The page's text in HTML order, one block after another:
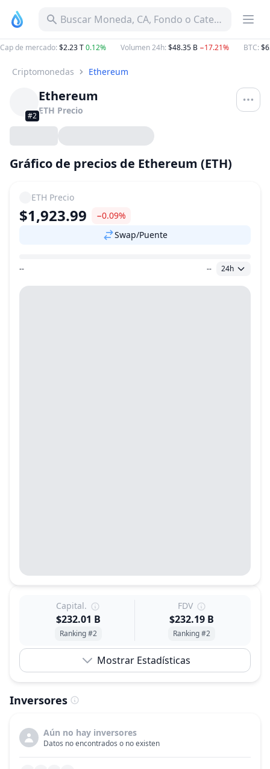
Buscar Moneda, CA, Fondo o Categoría
Cap de mercado: $2.23 T0.12% Volumen 24h: $48.35 B −17.21% BTC:
Criptomonedas Ethereum
#2
Ethereum
ETH Precio
Gráfico de precios de Ethereum (ETH)
ETH Precio
$1,923.99
−0.09%
Swap/Puente
Rango de precio
-- -- 24h
Capital.
$232.01 B
Ranking #2
FDV
$232.19 B
Ranking #2
Mostrar Estadísticas
Inversores
Aún no hay inversores
Datos no encontrados o no existen